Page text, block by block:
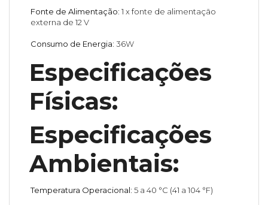
Fonte de Alimentação: 1 x fonte de alimentação
externa de 12 V
Consumo de Energia: 36W
Especificações
Físicas:
Especificações
Ambientais:
Temperatura Operacional: 5 a 40 °C (41 a 104 °F)